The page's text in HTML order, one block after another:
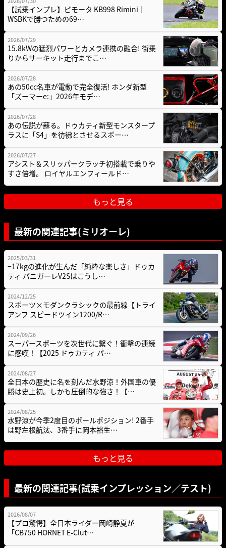
【試乗インプレ】ビモータ KB998 Rimini｜
WSBKで勝つための69…
2026/07/29
15.8kWの猛烈パワーとカメラ連携の融合! 街乗
りからサーキット走行までこ…
2026/07/28
あの50cc名車が電動で完全復活! ホンダ新型
「ズーマーe:」2026年モデ…
2026/07/28
あの伝説が蘇る。ドゥカティ新型モンスタープ
ラスに「S4」を彷彿とさせるスポー…
2026/07/27
アシスト＆スリッパークラッチ初搭載で乗りや
すさ倍増。 ロイヤルエンフィールド…
もっと見る
最新の関連記事(ミリオーレ)
2025/03/31
−17kgの進化が生んだ「純粋な楽しさ」ドゥカ
ティ パニガーレV2Sはこうし…
2024/12/25
スポーツ×モダンクラシックの最前線【トライ
アンフ スピードツイン1200/R…
2024/09/26
スーパースポーツを次世代に繋ぐ！衝撃の連続
に感嘆！【2025 ドゥカティ パ…
2024/08/27
全日本の歴史に名を刻んだ水野涼！外国車の優
勝は史上初。しかも圧倒的な強さ！【…
2024/08/25
水野涼が今季2度目のポールポジション! 2番手
は野左根航汰、3番手に岡本裕生…
もっと見る
最新の関連記事(試乗インプレッション／テスト)
2026/08/07
【プロ驚愕】全日本ライダー岡崎静夏が
「CB750 HORNET E-Clut…